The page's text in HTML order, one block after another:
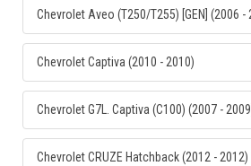
Chevrolet Aveo (T250/T255) [GEN] (2006 -
Chevrolet Captiva (2010 - 2010)
Chevrolet G7L. Captiva (C100) (2007 -
Chevrolet CRUZE Hatchback (2012 - 2012)